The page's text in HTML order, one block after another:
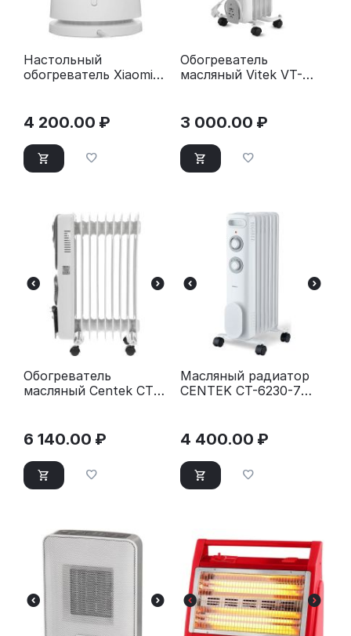
Настольный
обогреватель Xiaomi
4 200.00 ₽
Обогреватель
масляный Vitek VT-
3 000.00 ₽
Обогреватель
масляный Centek CT-
6 140.00 ₽
Масляный радиатор
CENTEK CT-6230-7
4 400.00 ₽